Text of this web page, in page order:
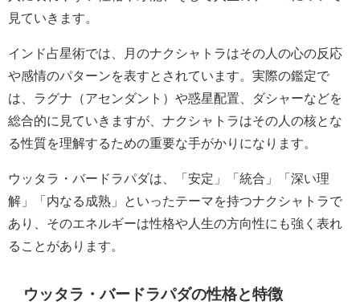
見ていきます。
インド占星術では、月のナクシャトラはその人の心の反応
や感情のパターンを表すとされています。実際の鑑定で
は、ラグナ（アセンダント）や惑星配置、ダシャーなどを
総合的に見ていきますが、ナクシャトラはその人の核とな
る性質を理解するための重要な手がかりになります。
ウッタラ・バードラパダは、「安定」「統合」「深い理
解」「内なる成熟」といったテーマを持つナクシャトラで
あり、そのエネルギーは性格や人生の方向性にも強く表れ
ることがあります。
ウッタラ・バードラパダの性格と特徴